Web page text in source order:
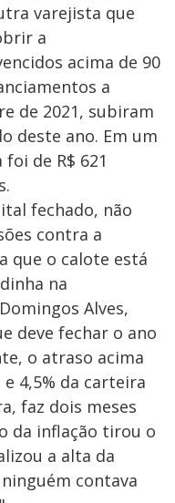
varejista que
a
acima de 90
a
de 2021, subiram
deste ano. Em um
de R$ 621
fechado, não
contra a
que o calote está
na
Alves,
deve fechar o ano
o atraso acima
4,5% da carteira
faz dois meses
da inflação tirou o
a alta da
contava